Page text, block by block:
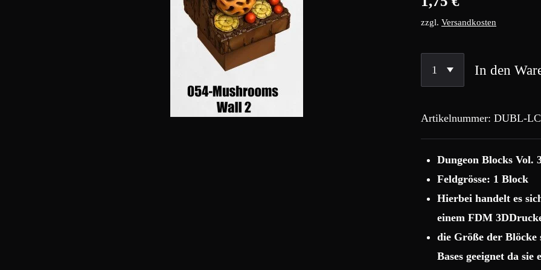
zzgl. Versandkosten
In den
Artikelnummer: DUBL-
Dungeon Blocks Vol.
Feldgrösse: 1 Block
Hierbei handelt es
einem FDM
die Größe der
Bases geeignet da